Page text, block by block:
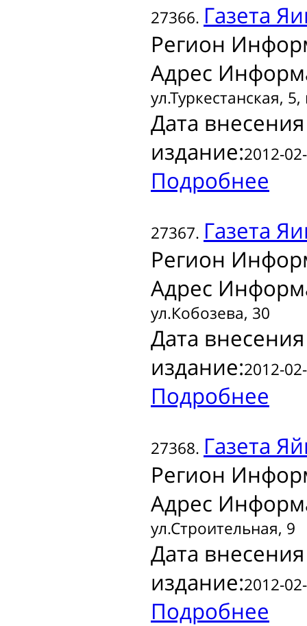
27366. Газета
Регион
Адрес
ул.Туркестанская, 5,
Дата
издание:2012-
Подробнее
27367. Газета
Регион
Адрес
ул.Кобозева, 30
Дата
издание:2012-
Подробнее
27368. Газета
Регион
Адрес
ул.Строительная, 9
Дата
издание:2012-
Подробнее